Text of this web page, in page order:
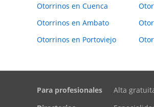
Otorrinos en Cuenca
Otorrinos en Ambato
Otorrinos en Portoviejo
Para profesionales Alta